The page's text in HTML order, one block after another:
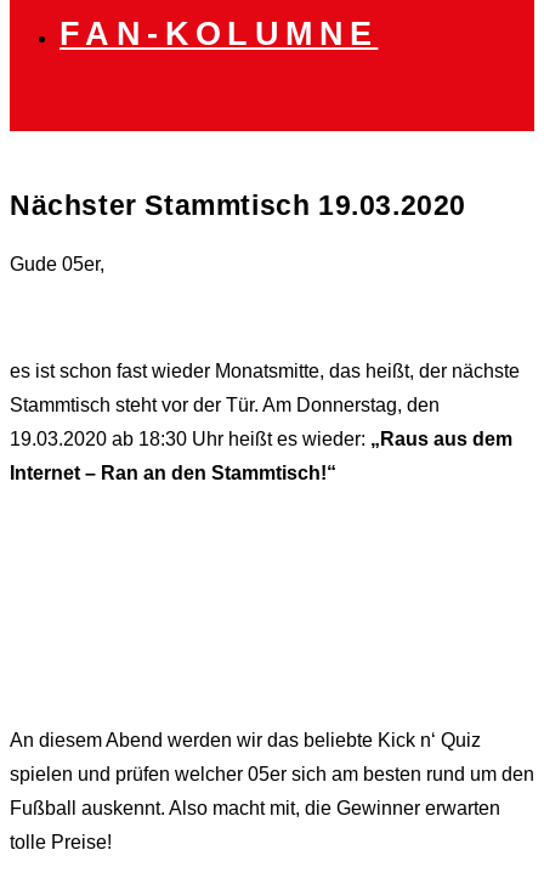
FAN-KOLUMNE
Nächster Stammtisch 19.03.2020
Gude 05er,
es ist schon fast wieder Monatsmitte, das heißt, der nächste
Stammtisch steht vor der Tür. Am Donnerstag, den
19.03.2020 ab 18:30 Uhr heißt es wieder: „Raus aus dem
Internet – Ran an den Stammtisch!“
An diesem Abend werden wir das beliebte Kick n‘ Quiz
spielen und prüfen welcher 05er sich am besten rund um den
Fußball auskennt. Also macht mit, die Gewinner erwarten
tolle Preise!